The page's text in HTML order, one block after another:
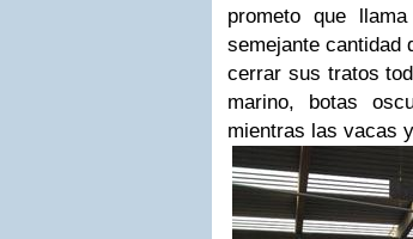
prometo que
semejante cantidad
cerrar sus tratos
marino, botas
mientras las vacas